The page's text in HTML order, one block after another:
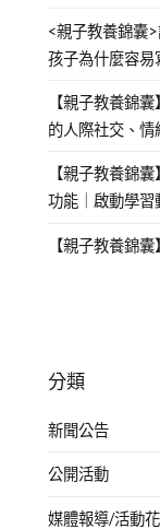
<親子教養錦囊
孩子為什麼容易
【親子教養錦
的人際社交、
【親子教養錦
功能｜啟動學習
【親子教養錦
分類
新聞公告
公開活動
媒體報導/活動